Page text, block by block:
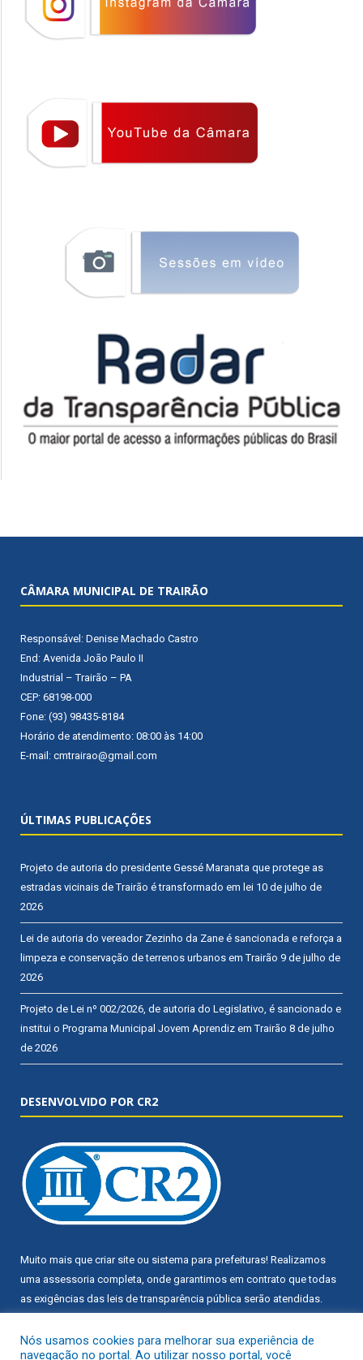
CÂMARA MUNICIPAL DE TRAIRÃO
Responsável: Denise Machado Castro
End: Avenida João Paulo II
Industrial – Trairão – PA
CEP: 68198-000
Fone: (93) 98435-8184
Horário de atendimento: 08:00 às 14:00
E-mail: cmtrairao@gmail.com
ÚLTIMAS PUBLICAÇÕES
Projeto de autoria do presidente Gessé Maranata que protege as
estradas vicinais de Trairão é transformado em lei 10 de julho de
2026
Lei de autoria do vereador Zezinho da Zane é sancionada e reforça a
limpeza e conservação de terrenos urbanos em Trairão 9 de julho de
2026
Projeto de Lei nº 002/2026, de autoria do Legislativo, é sancionado e
institui o Programa Municipal Jovem Aprendiz em Trairão 8 de julho
de 2026
DESENVOLVIDO POR CR2
Muito mais que criar site ou sistema para prefeituras! Realizamos
uma assessoria completa, onde garantimos em contrato que todas
as exigências das leis de transparência pública serão atendidas.
Conheça oPNTPe oRadar da Transparência Pública
Nós usamos cookies para melhorar sua experiência de
navegação no portal. Ao utilizar nosso portal, você